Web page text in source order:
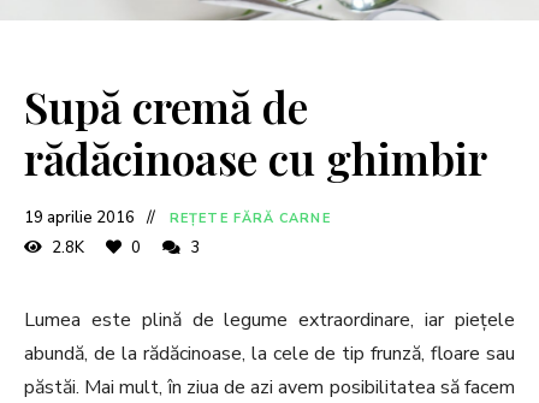
Supă cremă de
rădăcinoase cu ghimbir
19 aprilie 2016 REȚETE FĂRĂ CARNE
2.8K 0 3
Lumea este plină de legume extraordinare, iar piețele
abundă, de la rădăcinoase, la cele de tip frunză, floare sau
păstăi. Mai mult, în ziua de azi avem posibilitatea să facem